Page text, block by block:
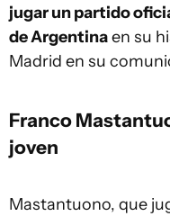
jugar un partido
de Argentinaen su
Madrid en su
Franco
joven
Mastantuono, que